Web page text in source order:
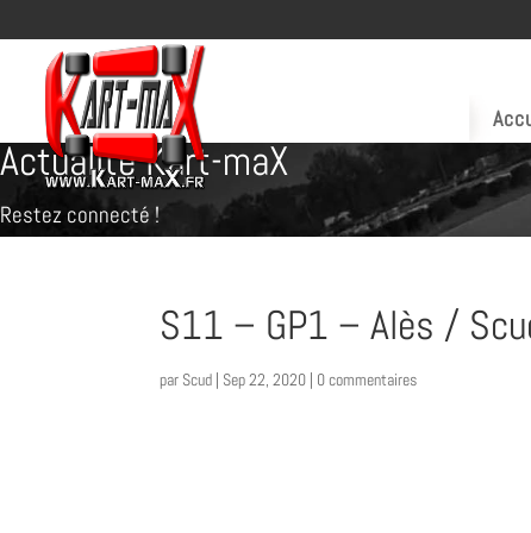
Actualité Kart-maX
Restez connecté !
S11 – GP1 – Alès /
par Scud | Sep 22, 2020 | 0 commentaires